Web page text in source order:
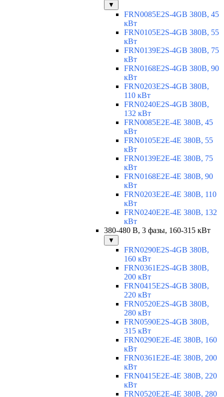
▼
FRN0085E2S-4GB 380В, 45
кВт
FRN0105E2S-4GB 380В, 55
кВт
FRN0139E2S-4GB 380В, 75
кВт
FRN0168E2S-4GB 380В, 90
кВт
FRN0203E2S-4GB 380В,
110 кВт
FRN0240E2S-4GB 380В,
132 кВт
FRN0085E2E-4E 380В, 45
кВт
FRN0105E2E-4E 380В, 55
кВт
FRN0139E2E-4E 380В, 75
кВт
FRN0168E2E-4E 380В, 90
кВт
FRN0203E2E-4E 380В, 110
кВт
FRN0240E2E-4E 380В, 132
кВт
380-480 В, 3 фазы, 160-315 кВт
▼
FRN0290E2S-4GB 380В,
160 кВт
FRN0361E2S-4GB 380В,
200 кВт
FRN0415E2S-4GB 380В,
220 кВт
FRN0520E2S-4GB 380В,
280 кВт
FRN0590E2S-4GB 380В,
315 кВт
FRN0290E2E-4E 380В, 160
кВт
FRN0361E2E-4E 380В, 200
кВт
FRN0415E2E-4E 380В, 220
кВт
FRN0520E2E-4E 380В, 280